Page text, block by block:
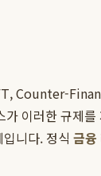
Counter-
이러한 규제
니다. 정식 금융